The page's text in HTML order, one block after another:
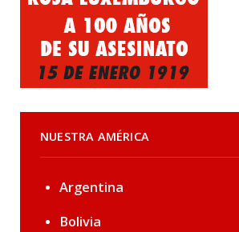
NUESTRA AMÉRICA
Argentina
Bolivia